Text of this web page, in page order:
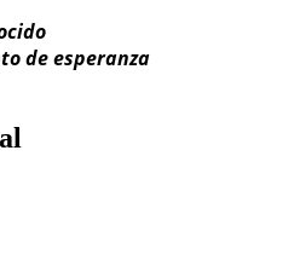
de esperanza